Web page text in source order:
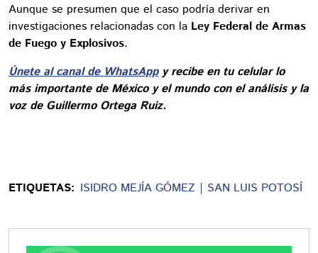
Aunque se presumen que el caso podría derivar en
investigaciones relacionadas con la Ley Federal de Armas
de Fuego y Explosivos.
Únete al canal de WhatsAppy recibe en tu celular lo
más importante de México y el mundo con el análisis y la
voz de Guillermo Ortega Ruiz.
ETIQUETAS: ISIDRO MEJÍA GÓMEZ SAN LUIS POTOSÍ